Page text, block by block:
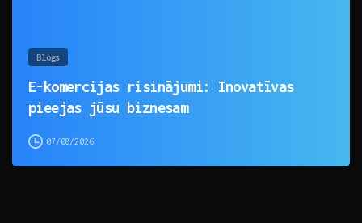
Blogs
E-komercijas risinājumi: Inovatīvas
pieejas jūsu biznesam
07/08/2026